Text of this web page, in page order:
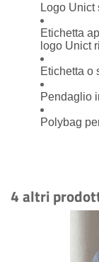
Logo Unict
Etichetta
logo Unict
Etichetta o
Pendaglio
Polybag
4 altri